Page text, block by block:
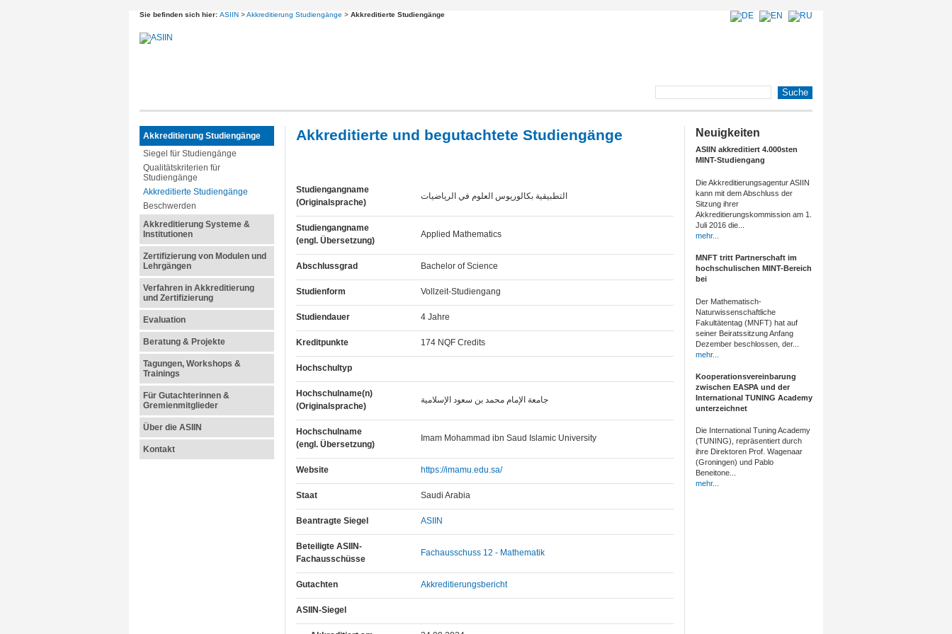
Sie befinden sich hier: ASIIN >Akkreditierung Studiengänge > Akkreditierte Studiengänge
Akkreditierung Studiengänge
Siegel für Studiengänge
Qualitätskriterien für
Studiengänge
Akkreditierte Studiengänge
Beschwerden
Akkreditierung Systeme &
Institutionen
Zertifizierung von Modulen und
Lehrgängen
Verfahren in Akkreditierung
und Zertifizierung
Evaluation
Beratung & Projekte
Tagungen, Workshops &
Trainings
Für Gutachterinnen &
Gremienmitglieder
Über die ASIIN
Kontakt
Neuigkeiten
ASIIN akkreditiert 4.000sten
MINT-Studiengang
Die Akkreditierungsagentur ASIIN
kann mit dem Abschluss der
Sitzung ihrer
Akkreditierungskommission am 1.
Juli 2016 die...
mehr...
MNFT tritt Partnerschaft im
hochschulischen MINT-Bereich
bei
Der Mathematisch-
Naturwissenschaftliche
Fakultätentag (MNFT) hat auf
seiner Beiratssitzung Anfang
Dezember beschlossen, der...
mehr...
Kooperationsvereinbarung
zwischen EASPA und der
International TUNING Academy
unterzeichnet
Die International Tuning Academy
(TUNING), repräsentiert durch
ihre Direktoren Prof. Wagenaar
(Groningen) und Pablo
Beneitone...
mehr...
Akkreditierte und begutachtete Studiengänge
Studiengangname
(Originalsprache)
التطبیقیة بكالوریوس العلوم في الریاضیات
Studiengangname
(engl. Übersetzung)
Applied Mathematics
Abschlussgrad Bachelor of Science
Studienform Vollzeit-Studiengang
Studiendauer 4 Jahre
Kreditpunkte 174 NQF Credits
Hochschultyp
Hochschulname(n)
(Originalsprache)
جامعة الإمام محمد بن سعود الإسلامية
Hochschulname
(engl. Übersetzung)
Imam Mohammad ibn Saud Islamic University
Website https://imamu.edu.sa/
Staat Saudi Arabia
Beantragte Siegel ASIIN
Beteiligte ASIIN-
Fachausschüsse
Fachausschuss 12 - Mathematik
Gutachten Akkreditierungsbericht
ASIIN-Siegel